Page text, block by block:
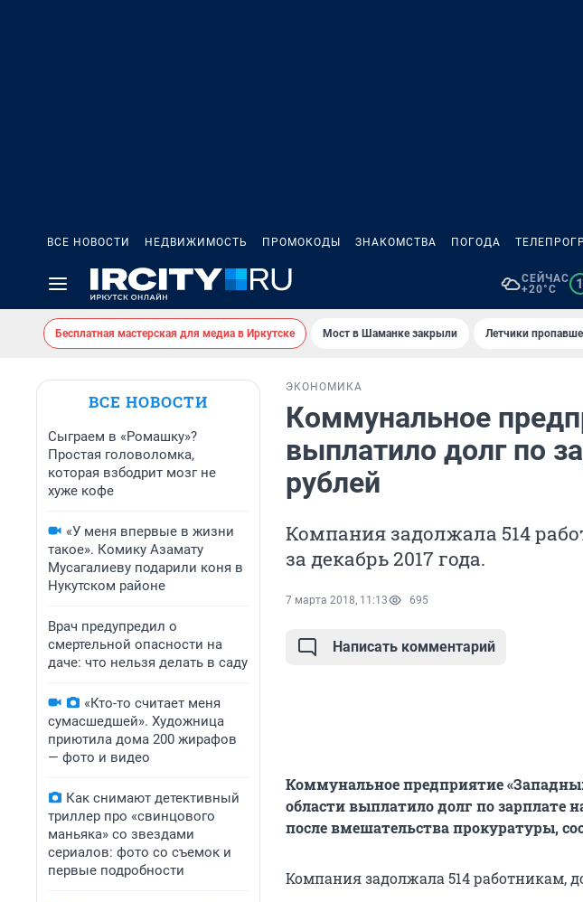
ВСЕ НОВОСТИ НЕДВИЖИМОСТЬ ПРОМОКОДЫ ЗНАКОМСТВА ПОГОДА
СЕЙЧАС
+20°C
1
Бесплатная мастерская для медиа в Иркутске Мост в Шаманке закрыли Летчики
ВСЕ НОВОСТИ
Сыграем в «Ромашку»?
Простая головоломка,
которая взбодрит мозг не
хуже кофе
«У меня впервые в жизни
такое». Комику Азамату
Мусагалиеву подарили коня в
Нукутском районе
Врач предупредил о
смертельной опасности на
даче: что нельзя делать в саду
«Кто-то считает меня
сумасшедшей». Художница
приютила дома 200 жирафов
— фото и видео
Как снимают детективный
триллер про «свинцового
маньяка» со звездами
сериалов: фото со съемок и
первые подробности
ЭКОНОМИКА
Коммунальное
выплатило долг по
рублей
Компания задолжала 514
за декабрь 2017 года.
7 марта 2018, 11:13 695
Написать комментарий
Коммунальное предприятие
области выплатило долг по зарплате
после вмешательства прокуратуры,
Компания задолжала 514 работникам,